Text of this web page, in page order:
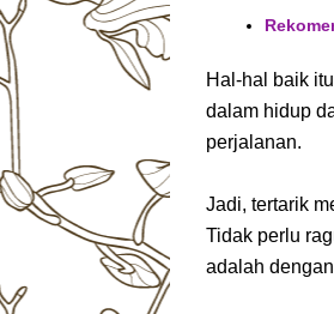
Hal-hal baik
dalam hidup
perjalanan.
Jadi, tertarik
Tidak perlu
adalah